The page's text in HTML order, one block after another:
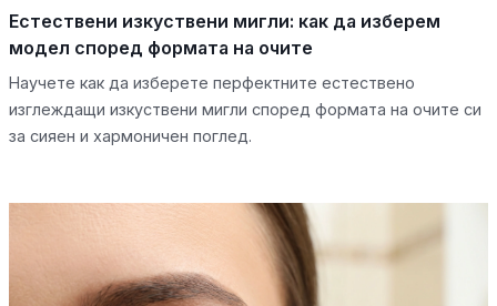
Естествени изкуствени мигли: как да изберем
модел според формата на очите
Научете как да изберете перфектните естествено
изглеждащи изкуствени мигли според формата на очите си
за сияен и хармоничен поглед.